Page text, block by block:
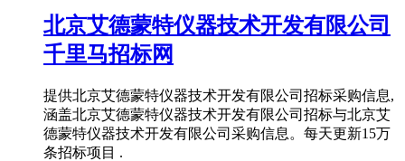
北京艾德蒙特仪器技术开发有限公司
千里马招标网
提供北京艾德蒙特仪器技术开发有限公司招标采购信息,
涵盖北京艾德蒙特仪器技术开发有限公司招标与北京艾
德蒙特仪器技术开发有限公司采购信息。每天更新15万
条招标项目 .